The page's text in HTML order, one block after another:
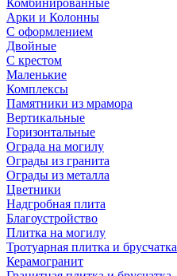
Комбинированные
Арки и Колонны
С оформлением
Двойные
С крестом
Маленькие
Комплексы
Памятники из мрамора
Вертикальные
Горизонтальные
Ограда на могилу
Ограды из гранита
Ограды из металла
Цветники
Надгробная плита
Благоустройство
Плитка на могилу
Тротуарная плитка и брусчатка
Керамогранит